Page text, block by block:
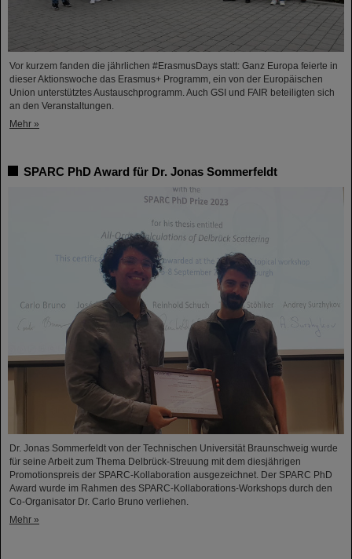
Vor kurzem fanden die jährlichen #ErasmusDays statt: Ganz Europa feierte in
dieser Aktionswoche das Erasmus+ Programm, ein von der Europäischen
Union unterstütztes Austauschprogramm. Auch GSI und FAIR beteiligten sich
an den Veranstaltungen.
Mehr »
SPARC PhD Award für Dr. Jonas Sommerfeldt
Dr. Jonas Sommerfeldt von der Technischen Universität Braunschweig wurde
für seine Arbeit zum Thema Delbrück-Streuung mit dem diesjährigen
Promotionspreis der SPARC-Kollaboration ausgezeichnet. Der SPARC PhD
Award wurde im Rahmen des SPARC-Kollaborations-Workshops durch den
Co-Organisator Dr. Carlo Bruno verliehen.
Mehr »